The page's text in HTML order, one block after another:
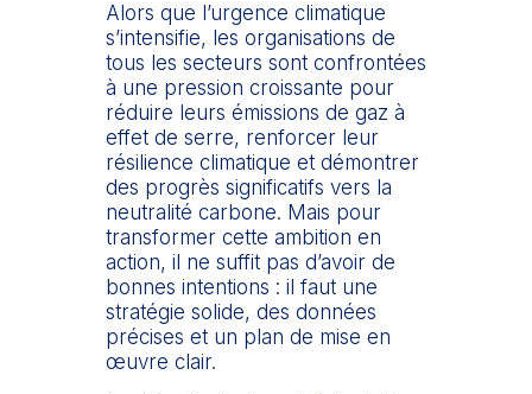
Alors que l’urgence climatique
s’intensifie, les organisations de
tous les secteurs sont confrontées
à une pression croissante pour
réduire leurs émissions de gaz à
effet de serre, renforcer leur
résilience climatique et démontrer
des progrès significatifs vers la
neutralité carbone. Mais pour
transformer cette ambition en
action, il ne suffit pas d’avoir de
bonnes intentions : il faut une
stratégie solide, des données
précises et un plan de mise en
œuvre clair.